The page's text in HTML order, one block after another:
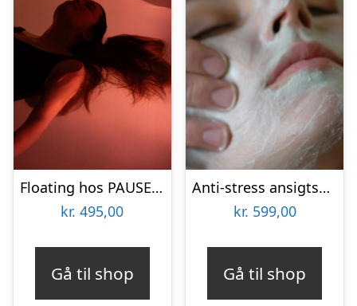
Floating hos PAUSE recovery studio
kr. 495,00
Gå til shop
Anti-stress ansigtsbehandling hos Wellness Aarhus
kr. 599,00
Gå til shop